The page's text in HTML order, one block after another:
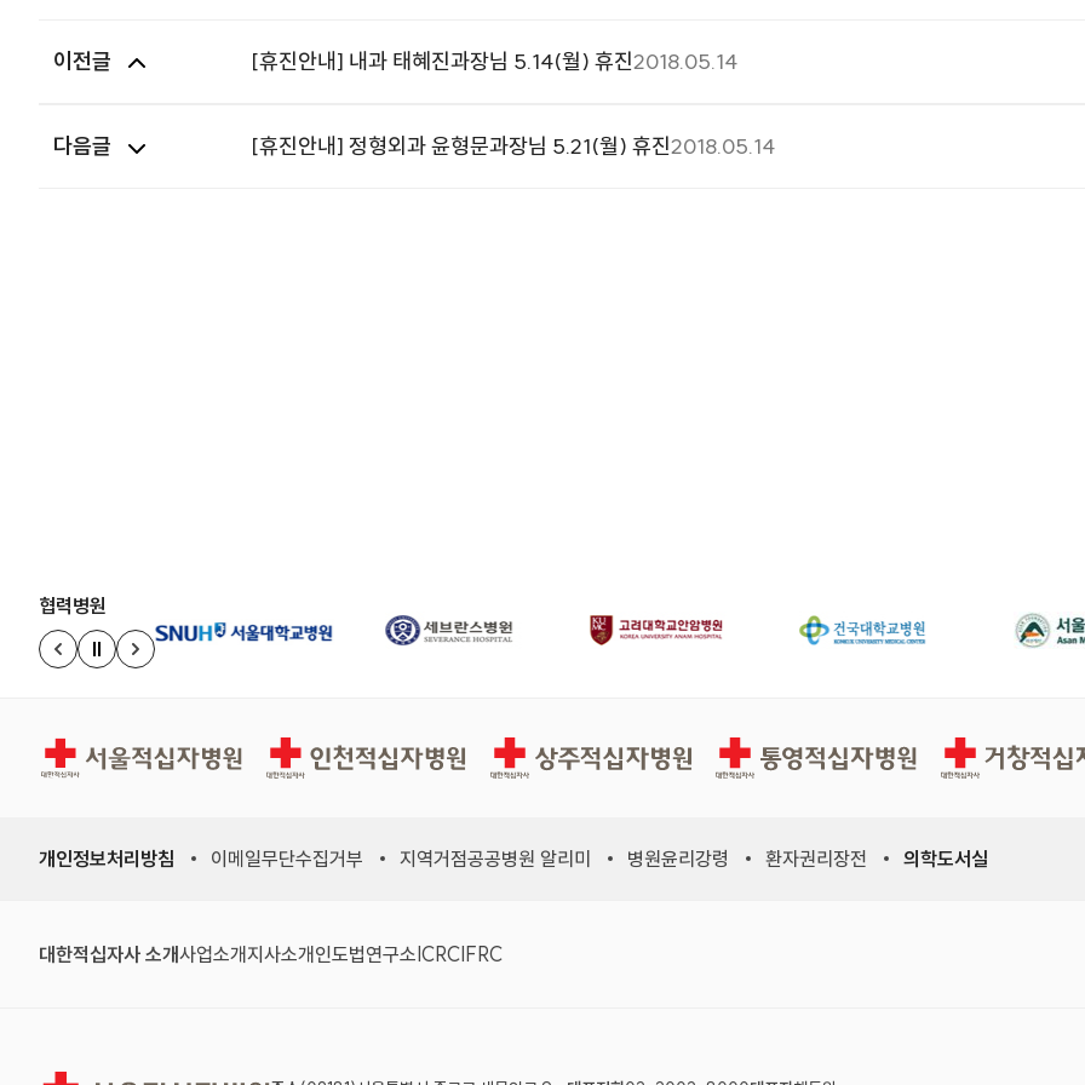
이전글 [휴진안내] 내과 태혜진과장님 5.14(월) 휴진2018.05.14
다음글 [휴진안내] 정형외과 윤형문과장님 5.21(월) 휴진2018.05.14
협력병원
이전 슬라이드
정지
다음 슬라이드
서울적십자병원 인천적십자병원 상주적십자병원 통영적십자병원 거창적십자병원
개인정보처리방침 이메일무단수집거부 지역거점공공병원 알리미 병원윤리강령 환자권리장전 의학도서실
대한적십자사 소개(새 창)
사업소개(새 창)
지사소개 (새 창)
인도법연구소(새 창)
ICRC(국제적십자위원회, 새 창)
IFRC(국제적십자사연맹, 새 창)